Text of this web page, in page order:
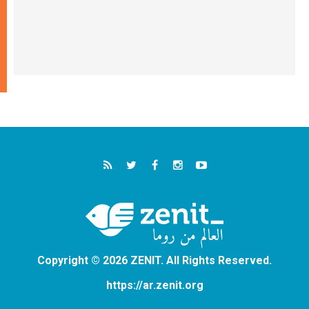
Copyright © 2026 ZENIT. All Rights Reserved.
https://ar.zenit.org